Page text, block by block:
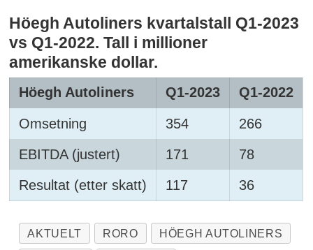
Höegh Autoliners kvartalstall Q1-2023
vs Q1-2022. Tall i millioner
amerikanske dollar.
Höegh Autoliners Q1-2023 Q1-2022
Omsetning 354
266
EBITDA (justert)
171
78
Resultat (etter skatt)
117 36
AKTUELT RORO HÖEGH AUTOLINERS